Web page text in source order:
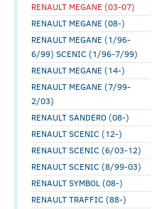
RENAULT MEGANE (03-07)
RENAULT MEGANE (08-)
RENAULT MEGANE (1/96-
6/99) SCENIC (1/96-7/99)
RENAULT MEGANE (14-)
RENAULT MEGANE (7/99-
2/03)
RENAULT SANDERO (08-)
RENAULT SCENIC (12-)
RENAULT SCENIC (6/03-12)
RENAULT SCENIC (8/99-03)
RENAULT SYMBOL (08-)
RENAULT TRAFFIC (88-)